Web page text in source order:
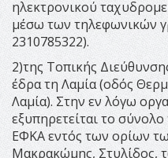
ηλεκτρονικού
μέσω των τηλεφωνικών
2310785322).
2)της Τοπικής
έδρα τη Λαμία (οδός
Λαμία). Στην εν λόγω
εξυπηρετείται το
ΕΦΚΑ εντός των ορίων
Μακρακώμης, Στυλίδος,